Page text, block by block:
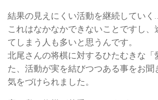
結果の見えにくい活動を継続していく
これはなかなかできないことですし、
てしまう人も多いと思うんです。
北尾さんの将棋に対するひたむきな「
た、活動が実を結びつつある事をお聞
気をづけられました。